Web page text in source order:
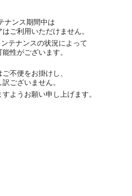
ナンス期間中は
ご利用いただけません。
テナンスの状況によって
性がございます。
不便をお掛けし、
ございません。
ようお願い申し上げます。